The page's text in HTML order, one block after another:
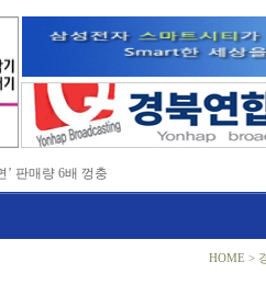
판매량 6배 껑충
강력 규탄
으로 변화 만들겠다'
착 해법 모색
HOME >